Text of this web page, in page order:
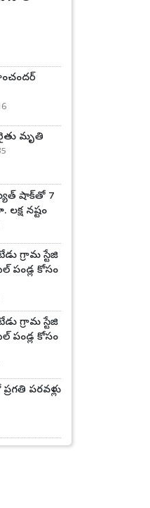
మృతి
షాక్‌తో 7
లక్ష నష్టం
గ్రామ స్టేజి
పండ్ల కోసం
గ్రామ స్టేజి
పండ్ల కోసం
పరవళ్లు